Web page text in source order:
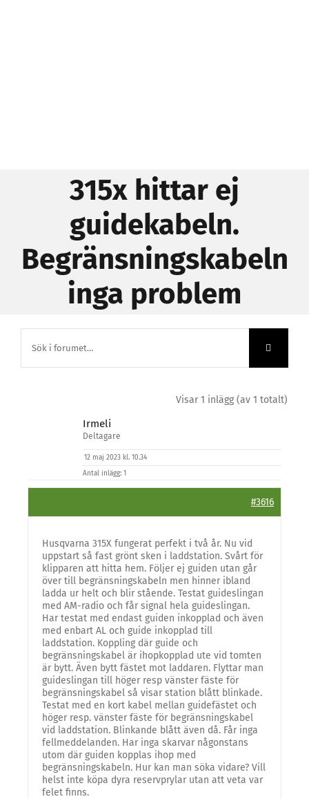
315x hittar ej
guidekabeln.
Begränsningskabeln
inga problem
Visar 1 inlägg (av 1 totalt)
Irmeli
Deltagare
12 maj 2023 kl. 10.34
Antal inlägg: 1
#3616
Husqvarna 315X fungerat perfekt i två år. Nu vid
uppstart så fast grönt sken i laddstation. Svårt för
klipparen att hitta hem. Följer ej guiden utan går
över till begränsningskabeln men hinner ibland
ladda ur helt och blir stående. Testat guideslingan
med AM-radio och får signal hela guideslingan.
Har testat med endast guiden inkopplad och även
med enbart AL och guide inkopplad till
laddstation. Koppling där guide och
begränsningskabel är ihopkopplad ute vid tomten
är bytt. Även bytt fästet mot laddaren. Flyttar man
guideslingan till höger resp vänster fäste för
begränsningskabel så visar station blått blinkade.
Testat med en kort kabel mellan guidefästet och
höger resp. vänster fäste för begränsningskabel
vid laddstation. Blinkande blått även då. Får inga
fellmeddelanden. Har inga skarvar någonstans
utom där guiden kopplas ihop med
begränsningskabeln. Hur kan man söka vidare? Vill
helst inte köpa dyra reservprylar utan att veta var
felet finns.